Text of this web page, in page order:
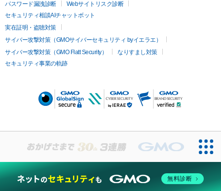
パスワード漏洩診断
Webサイトリスク診断
セキュリティ相談AIチャットボット
実在証明・盗聴対策
サイバー攻撃対策（GMOサイバーセキュリティ byイエラエ）
サイバー攻撃対策（GMO Flatt Security）
なりすまし対策
セキュリティ事業の軌跡
無料診断